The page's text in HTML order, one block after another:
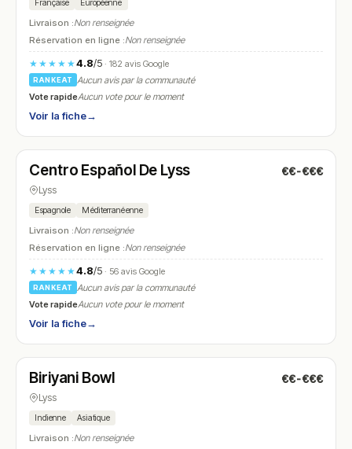
Française Européenne
Livraison :Non renseignée
Réservation en ligne :Non renseignée
★★★★★4.8/5· 182 avis Google
RANKEAT
Aucun avis par la communauté
Vote rapideAucun vote pour le moment
Voir la fiche→
N° 6
Centro Español De Lyss €€-€€€
Lyss
Espagnole Méditerranéenne
Livraison :Non renseignée
Réservation en ligne :Non renseignée
★★★★★4.8/5· 56 avis Google
RANKEAT
Aucun avis par la communauté
Vote rapideAucun vote pour le moment
Voir la fiche→
N° 7
Biriyani Bowl €€-€€€
Lyss
Indienne Asiatique
Livraison :Non renseignée